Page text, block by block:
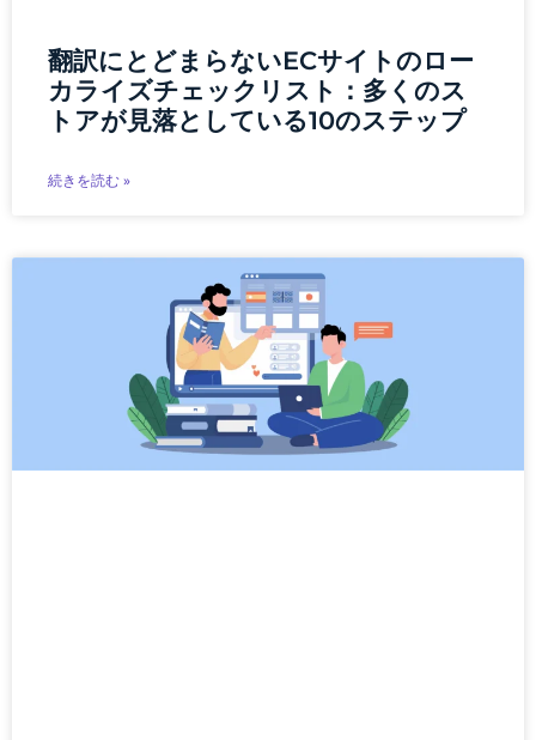
翻訳にとどまらないECサイトのロー
カライズチェックリスト：多くのス
トアが見落としている10のステップ
続きを読む »